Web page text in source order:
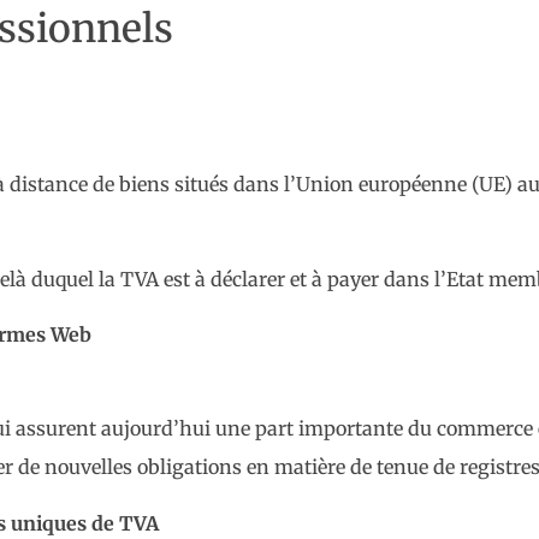
de biens situés dans l’Union européenne (UE)
duquel la TVA est à déclarer et à payer dans l’Etat
Web
assurent aujourd’hui une part importante du
de nouvelles obligations en matière de tenue de
uniques de TVA